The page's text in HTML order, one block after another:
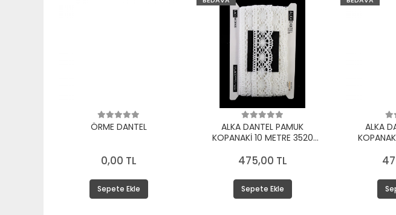
ÖRME DANTEL
0,00 TL
Sepete Ekle
ALKA DANTEL PAMUK
KOPANAKİ 10 METRE 3520
475,00 TL
Sepete Ekle
ALKA